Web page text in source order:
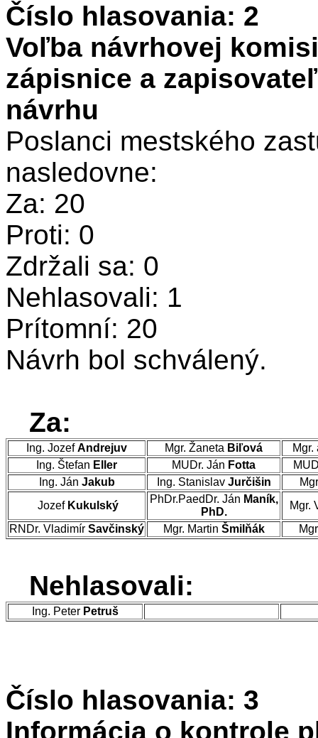
Číslo hlasovania: 2
Voľba návrhovej
zápisnice a
návrhu
Poslanci mestského
nasledovne:
Za: 20
Proti: 0
Zdržali sa: 0
Nehlasovali: 1
Prítomní: 20
Návrh bol schválený.
Za:
Ing. JozefAndrejuv Mgr. Žaneta Biľová
Ing. Štefan Eller MUDr. Ján Fotta
Ing. Ján Jakub Ing. Stanislav Jurčišin
Jozef Kukulský
PhDr.PaedDr. Ján Maník,
PhD.
Mgr.
RNDr. Vladimír Savčinský Mgr. Martin Šmilňák
Nehlasovali:
Ing. Peter Petruš
Číslo hlasovania: 3
Informácia o kontrole